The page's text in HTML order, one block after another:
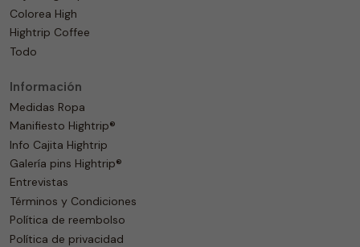
Colorea High
Hightrip Coffee
Todo
Información
Medidas Ropa
Manifiesto Hightrip®
Info Cajita Hightrip
Galería pins Hightrip®
Entrevistas
Términos y Condiciones
Política de reembolso
Política de privacidad